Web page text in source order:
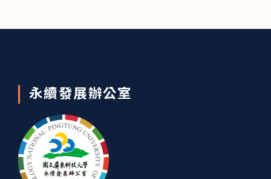
永續發展辦公室